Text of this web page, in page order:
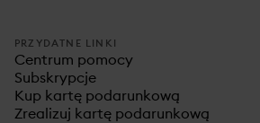
PRZYDATNE LINKI
Centrum pomocy
Subskrypcje
Kup kartę podarunkową
Zrealizuj kartę podarunkową